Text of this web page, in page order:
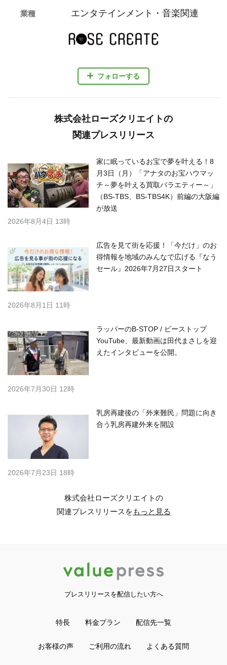
フォローする
業種 エンタテインメント・音楽関連
株式会社ローズクリエイトの
関連プレスリリース
家に眠っているお宝で夢を叶える！8
月3日（月）「アナタのお宝ハウマッ
チ～夢を叶える買取バラエティー～」
（BS-TBS、BS-TBS4K）前編の大阪編
が放送
2026年8月4日 13時
広告を見て街を応援！「今だけ」のお
得情報を地域のみんなで広げる『なう
セール』2026年7月27日スタート
2026年8月1日 11時
ラッパーのB-STOP / ビーストップ
YouTube、最新動画は田代まさしを迎
えたインタビューを公開。
2026年7月30日 12時
乳房再建後の「外来難民」問題に向き
合う乳房再建外来を開設
2026年7月23日 18時
株式会社ローズクリエイトの
関連プレスリリースをもっと見る
プレスリリースを配信したい方へ
特長 料金プラン 配信先一覧
お客様の声 ご利用の流れ よくある質問